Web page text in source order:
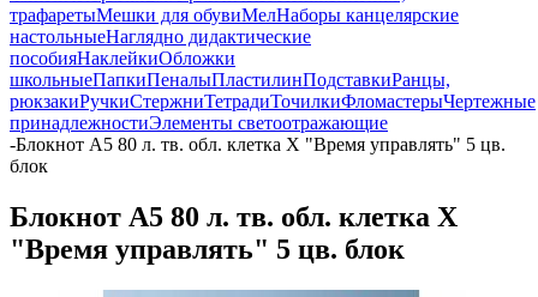
трафаретыМешки для обувиМелНаборы канцелярские
настольныеНаглядно дидактические
пособияНаклейкиОбложки
школьныеПапкиПеналыПластилинПодставкиРанцы,
рюкзакиРучкиСтержниТетрадиТочилкиФломастерыЧертежные
принадлежностиЭлементы светоотражающие
-Блокнот А5 80 л. тв. обл. клетка Х "Время управлять" 5 цв.
блок
Блокнот А5 80 л. тв. обл. клетка Х
"Время управлять" 5 цв. блок